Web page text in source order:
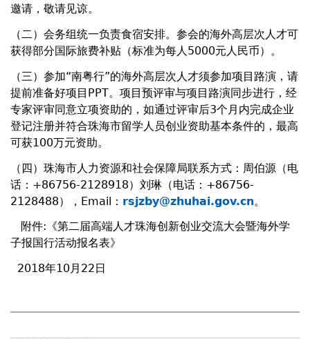
邀请，敬请见谅。
（二）会务组统一负责食宿安排。参会的海外高层次人才可
获得部分国际旅费补贴（标准为每人5000元人民币）。
（三）参加“南粤行”的海外高层次人才须参加项目路演，请
提前准备好项目PPT。项目预评审与项目路演同步进行，经
专家评审同意立项资助的，如通过评审后3个月内完成企业
登记注册并符合珠海市留学人员创业资助基本条件的，最高
可获100万元资助。
（四）珠海市人力资源和社会保障局联系方式：周伯源（电
话：+86756-2128918）刘琳（电话：+86756-
2128488），Email： rsjzby@zhuhai.gov.cn。
附件:《第二届高端人才珠海创新创业交流大会暨海外学
子报国行活动报名表》
2018年10月22日